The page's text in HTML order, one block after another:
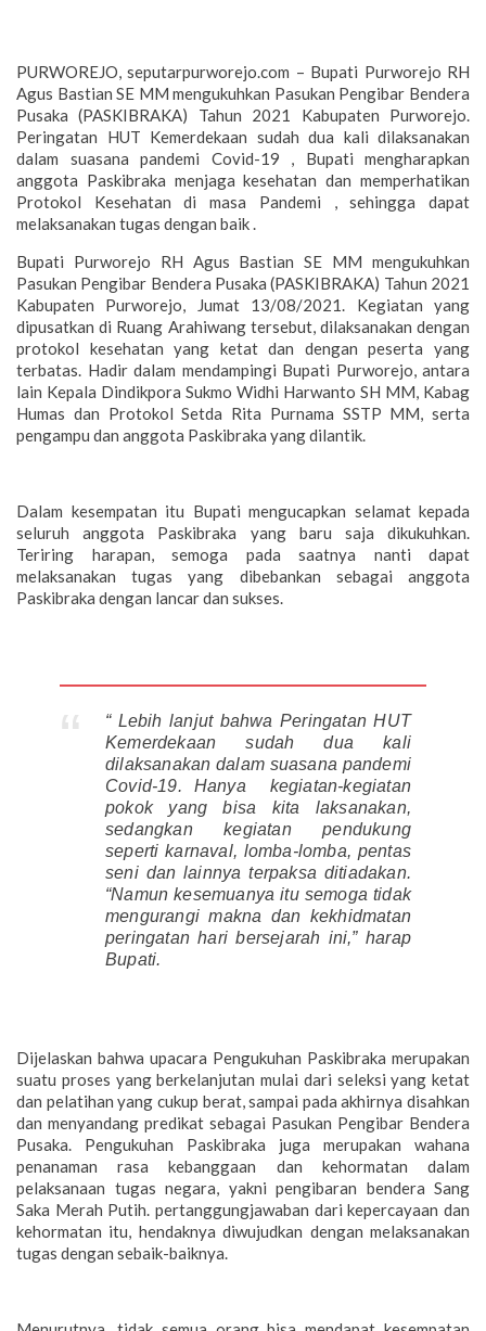
PURWOREJO, seputarpurworejo.com – Bupati Purworejo RH
Agus Bastian SE MM mengukuhkan Pasukan Pengibar Bendera
Pusaka (PASKIBRAKA) Tahun 2021 Kabupaten Purworejo.
Peringatan HUT Kemerdekaan sudah dua kali dilaksanakan
dalam suasana pandemi Covid-19 , Bupati mengharapkan
anggota Paskibraka menjaga kesehatan dan memperhatikan
Protokol Kesehatan di masa Pandemi , sehingga dapat
melaksanakan tugas dengan baik .
Bupati Purworejo RH Agus Bastian SE MM mengukuhkan
Pasukan Pengibar Bendera Pusaka (PASKIBRAKA) Tahun 2021
Kabupaten Purworejo, Jumat 13/08/2021. Kegiatan yang
dipusatkan di Ruang Arahiwang tersebut, dilaksanakan dengan
protokol kesehatan yang ketat dan dengan peserta yang
terbatas. Hadir dalam mendampingi Bupati Purworejo, antara
lain Kepala Dindikpora Sukmo Widhi Harwanto SH MM, Kabag
Humas dan Protokol Setda Rita Purnama SSTP MM, serta
pengampu dan anggota Paskibraka yang dilantik.
Dalam kesempatan itu Bupati mengucapkan selamat kepada
seluruh anggota Paskibraka yang baru saja dikukuhkan.
Teriring harapan, semoga pada saatnya nanti dapat
melaksanakan tugas yang dibebankan sebagai anggota
Paskibraka dengan lancar dan sukses.
“ Lebih lanjut bahwa Peringatan HUT
Kemerdekaan sudah dua kali
dilaksanakan dalam suasana pandemi
Covid-19. Hanya kegiatan-kegiatan
pokok yang bisa kita laksanakan,
sedangkan kegiatan pendukung
seperti karnaval, lomba-lomba, pentas
seni dan lainnya terpaksa ditiadakan.
“Namun kesemuanya itu semoga tidak
mengurangi makna dan kekhidmatan
peringatan hari bersejarah ini,” harap
Bupati.
Dijelaskan bahwa upacara Pengukuhan Paskibraka merupakan
suatu proses yang berkelanjutan mulai dari seleksi yang ketat
dan pelatihan yang cukup berat, sampai pada akhirnya disahkan
dan menyandang predikat sebagai Pasukan Pengibar Bendera
Pusaka. Pengukuhan Paskibraka juga merupakan wahana
penanaman rasa kebanggaan dan kehormatan dalam
pelaksanaan tugas negara, yakni pengibaran bendera Sang
Saka Merah Putih. pertanggungjawaban dari kepercayaan dan
kehormatan itu, hendaknya diwujudkan dengan melaksanakan
tugas dengan sebaik-baiknya.